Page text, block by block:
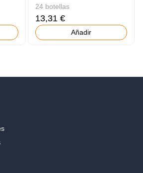
24 botellas
13,31 €
Añadir